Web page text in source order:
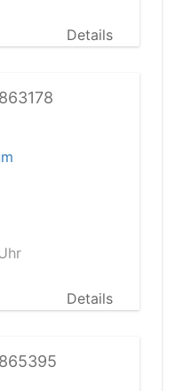
Details
Details